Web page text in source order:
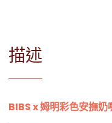
描述
BIBS x 姆明彩色安撫